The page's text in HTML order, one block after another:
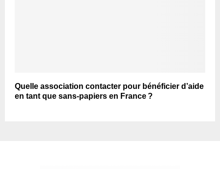
Quelle association contacter pour bénéficier d’aide
en tant que sans-papiers en France ?